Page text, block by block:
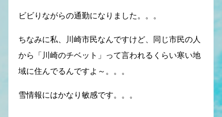
ビビりながらの通勤になりました。。。
ちなみに私、川崎市民なんですけど、同じ市民の人
から「川崎のチベット」って言われるくらい寒い地
域に住んでるんですよ～。。。
雪情報にはかなり敏感です。。。